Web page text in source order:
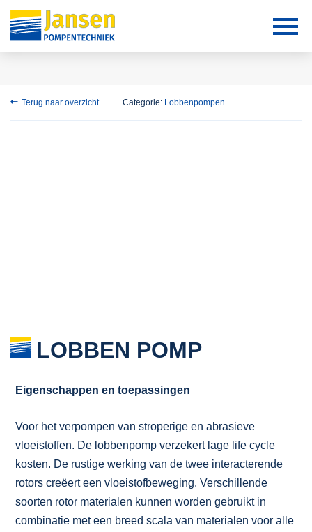
Terug naar overzicht Categorie: Lobbenpompen
LOBBEN POMP
Eigenschappen en toepassingen
Voor het verpompen van stroperige en abrasieve
vloeistoffen. De lobbenpomp verzekert lage life cycle
kosten. De rustige werking van de twee interacterende
rotors creëert een vloeistofbeweging. Verschillende
soorten rotor materialen kunnen worden gebruikt in
combinatie met een breed scala van materialen voor alle